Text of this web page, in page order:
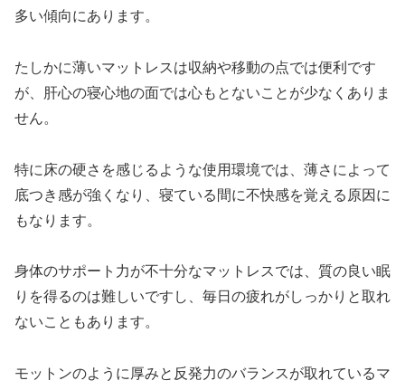
多い傾向にあります。
たしかに薄いマットレスは収納や移動の点では便利です
が、肝心の寝心地の面では心もとないことが少なくありま
せん。
特に床の硬さを感じるような使用環境では、薄さによって
底つき感が強くなり、寝ている間に不快感を覚える原因に
もなります。
身体のサポート力が不十分なマットレスでは、質の良い眠
りを得るのは難しいですし、毎日の疲れがしっかりと取れ
ないこともあります。
モットンのように厚みと反発力のバランスが取れているマ